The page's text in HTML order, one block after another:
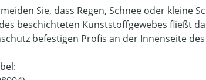
Sie, dass Regen, Schnee oder kleine
beschichteten Kunststoffgewebes fließt
befestigen Profis an der Innenseite